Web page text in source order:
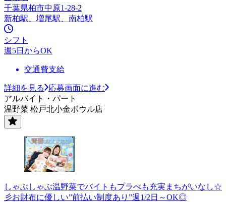
千葉県柏市中原1-28-2
新柏駅、増尾駅、南柏駅
シフト
週5日からOK
交通費支給
詳細を見る
応募画面に進む
アルバイト・パート
温野菜 松戸北小金ボウル店
しゃぶしゃぶ温野菜でバイトもプラべも充実まちがいなし☆
彡お財布に優しい”前払い制度あり”週1/2日～OK◎